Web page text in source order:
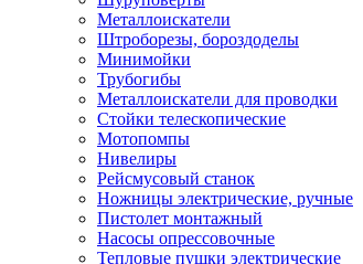
Металлоискатели
Штроборезы, бороздоделы
Минимойки
Трубогибы
Металлоискатели для проводки
Стойки телескопические
Мотопомпы
Нивелиры
Рейсмусовый станок
Ножницы электрические, ручные
Пистолет монтажный
Насосы опрессовочные
Тепловые пушки электрические